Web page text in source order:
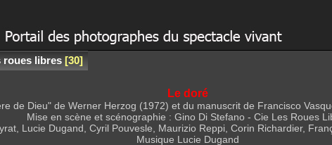
roues libres 30
Le doré
de Dieu" de Werner Herzog (1972) et du manuscrit de Francisco
Mise en scène et scénographie : Gino Di Stefano - Cie Les Roues
Lucie Dugand, Cyril Pouvesle, Maurizio Reppi, Corin Richardier,
Musique Lucie Dugand